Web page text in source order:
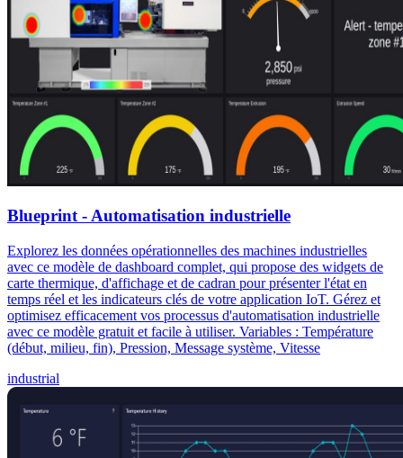
Blueprint - Automatisation industrielle
Explorez les données opérationnelles des machines industrielles
avec ce modèle de dashboard complet, qui propose des widgets de
carte thermique, d'affichage et de cadran pour présenter l'état en
temps réel et les indicateurs clés de votre application IoT. Gérez et
optimisez efficacement vos processus d'automatisation industrielle
avec ce modèle gratuit et facile à utiliser. Variables : Température
(début, milieu, fin), Pression, Message système, Vitesse
industrial